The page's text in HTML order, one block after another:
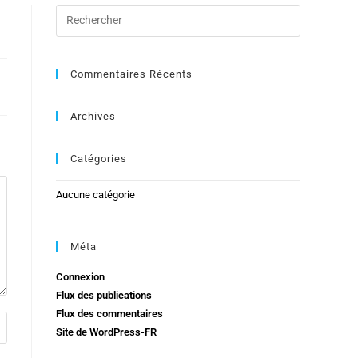
Commentaires Récents
Archives
Catégories
Aucune catégorie
Méta
Connexion
Flux des publications
Flux des commentaires
Site de WordPress-FR